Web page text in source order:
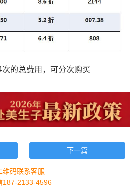
的总费用，可分次购买
下一篇
维码联系客服
187-2133-4596